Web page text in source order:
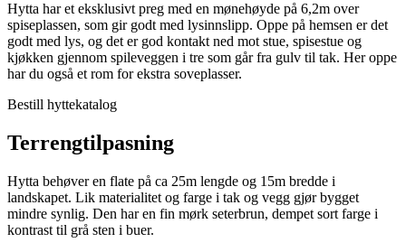
Hytta har et eksklusivt preg med en mønehøyde på 6,2m over
spiseplassen, som gir godt med lysinnslipp. Oppe på hemsen er det
godt med lys, og det er god kontakt ned mot stue, spisestue og
kjøkken gjennom spileveggen i tre som går fra gulv til tak. Her oppe
har du også et rom for ekstra soveplasser.
Bestill hyttekatalog
Terrengtilpasning
Hytta behøver en flate på ca 25m lengde og 15m bredde i
landskapet. Lik materialitet og farge i tak og vegg gjør bygget
mindre synlig. Den har en fin mørk seterbrun, dempet sort farge i
kontrast til grå sten i buer.